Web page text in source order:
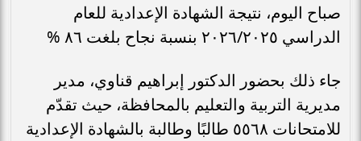
صباح اليوم، نتيجة الشهادة الإعدادية للعام
الدراسي ٢٠٢٦/٢٠٢٥ بنسبة نجاح بلغت ٨٦ %
جاء ذلك بحضور الدكتور إبراهيم قناوي، مدير
مديرية التربية والتعليم بالمحافظة، حيث تقدّم
للامتحانات ٥٥٦٨ طالبًا وطالبة بالشهادة الإعدادية